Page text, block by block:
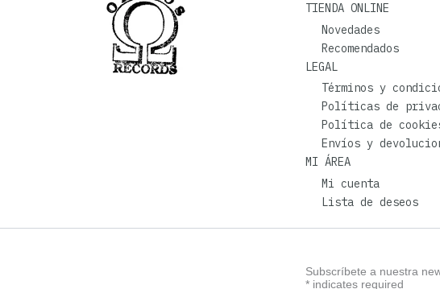
TIENDA ONLINE
Novedades
Recomendados
LEGAL
Términos y
Políticas de
Política de
Envíos y
MI ÁREA
Mi cuenta
Lista de deseos
Subscríbete a nuestra
*indicates required